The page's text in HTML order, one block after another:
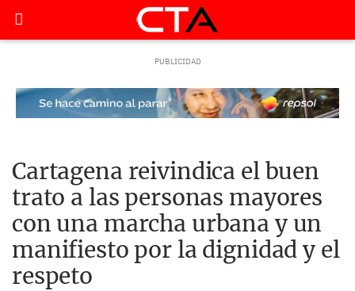
Cartagena reivindica el buen
trato a las personas mayores
con una marcha urbana y un
manifiesto por la dignidad y el
respeto